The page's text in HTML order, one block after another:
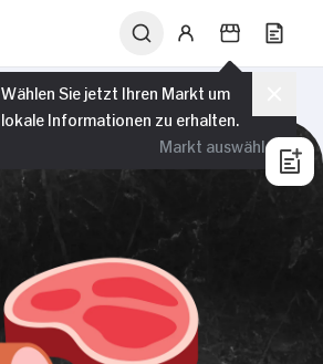
Wählen Sie jetzt Ihren Markt um
lokale Informationen zu erhalten.
Markt auswählen